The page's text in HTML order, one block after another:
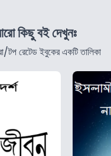
কিছু বই দেখুনঃ
টপ রেটেড ইবুকের একটি তালিকা